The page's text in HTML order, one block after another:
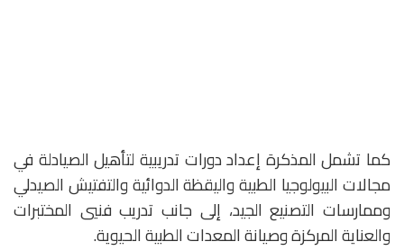
كما تشمل المذكرة إعداد دورات تدريبية لتأهيل الصيادلة في
مجالات البيولوجيا الطبية واليقظة الدوائية والتفتيش الصيدلي
وممارسات التصنيع الجيد، إلى جانب تدريب فنيي المختبرات
والعناية المركزة وصيانة المعدات الطبية الحيوية.